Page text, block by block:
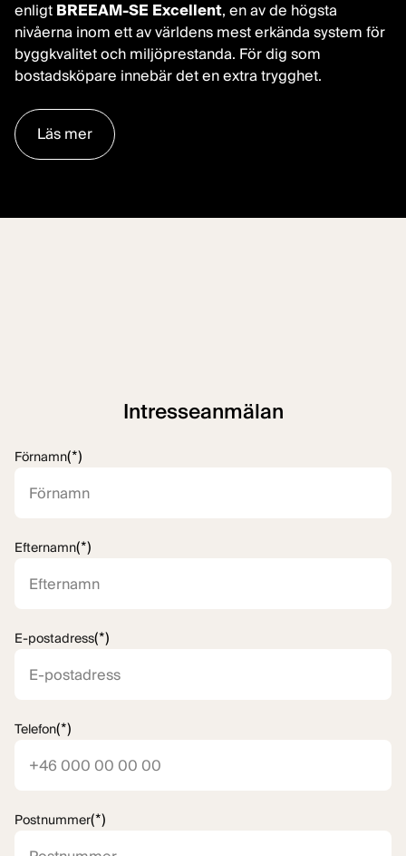
enligt BREEAM-SE Excellent, en av de högsta
nivåerna inom ett av världens mest erkända system för
byggkvalitet och miljöprestanda. För dig som
bostadsköpare innebär det en extra trygghet.
Läs mer
Intresseanmälan
Förnamn(*)
Efternamn(*)
E-postadress(*)
Telefon(*)
Postnummer(*)